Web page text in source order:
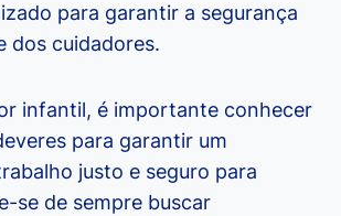
para garantir a segurança
dos cuidadores.
infantil, é importante conhecer
para garantir um
justo e seguro para
se de sempre buscar